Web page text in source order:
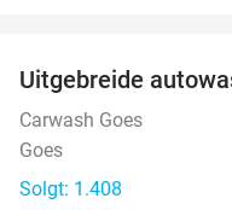
Uitgebreide
Carwash Goes
Goes
Solgt: 1.408